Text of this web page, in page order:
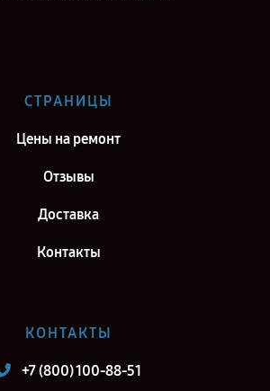
HERO Plus в г. Санкт-Петербург
СТРАНИЦЫ
Цены на ремонт
Отзывы
Доставка
Контакты
КОНТАКТЫ
+7 (800) 100-88-51